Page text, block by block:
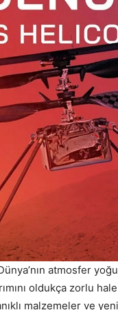
atmosfer
oldukça zorlu
malzemeler ve